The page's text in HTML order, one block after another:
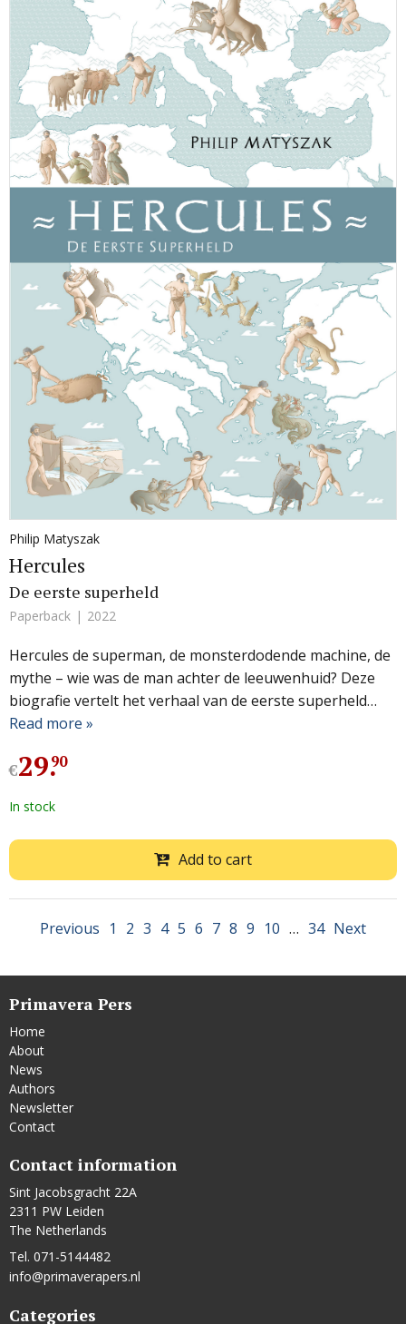
Philip Matyszak
Hercules
De eerste superheld
Paperback 2022
Hercules de superman, de monsterdodende machine, de
mythe – wie was de man achter de leeuwenhuid? Deze
biografie vertelt het verhaal van de eerste superheld…
Read more »
€29.
90
In stock
Add to cart
Previous 1 2 3 4 5 6 7 8 9 10 … 34 Next
Primavera Pers
Home
About
News
Authors
Newsletter
Contact
Contact information
Sint Jacobsgracht 22A
2311 PW Leiden
The Netherlands
Tel. 071-5144482
info@primaverapers.nl
Categories